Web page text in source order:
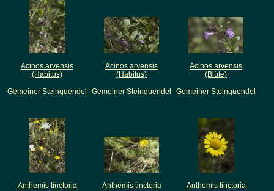
Acinos arvensis
(Habitus)
Gemeiner Steinquendel
Acinos arvensis
(Habitus)
Gemeiner Steinquendel
Acinos arvensis
(Blüte)
Gemeiner Steinquendel
Anthemis tinctoria
Anthemis tinctoria
Anthemis tinctoria